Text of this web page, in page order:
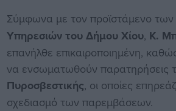
Σύμφωνα με τον προϊστάμενο των
Υπηρεσιών του Δήμου Χίου, Κ.
επανήλθε επικαιροποιημένη,
να ενσωματωθούν παρατηρήσεις
Πυροσβεστικής, οι οποίες
σχεδιασμό των παρεμβάσεων.